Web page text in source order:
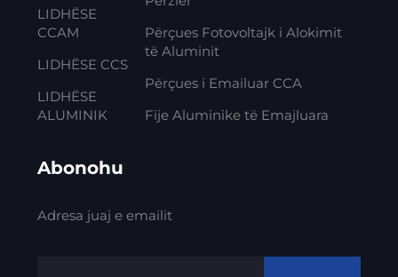
LIDHËSE
CCAM
LIDHËSE CCS
LIDHËSE
ALUMINIK
Përçues Fotovoltajk i Alokimit
të Aluminit
Përçues i Emailuar CCA
Fije Aluminike të Emajluara
Abonohu
Adresa juaj e emailit